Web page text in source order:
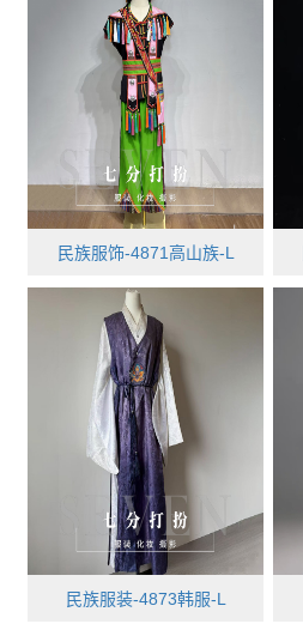
民族服饰-4871高山族-L
民族服装-4873韩服-L